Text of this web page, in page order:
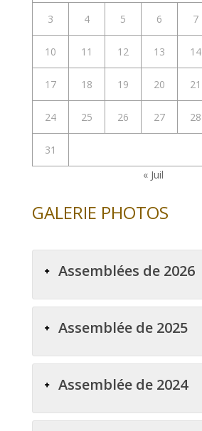
3 4 5 6 7
10 11 12 13 14
17 18 19 20 21
24 25 26 27 28
31
« Juil
GALERIE PHOTOS
Assemblées de 2026
Assemblée de 2025
Assemblée de 2024